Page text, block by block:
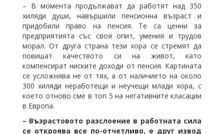
– В момента продължават да работят над 350
хиляди души, навършили пенсионна възраст и
придобили право на пенсия. Те са ценни за
предприятията със своя опит, умения и трудов
морал. От друга страна тези хора се стремят да
повишат качеството си на живот, като
компенсират ниските доходи от пенсия. Картината
се усложнява не от тях, а от наличието на около
300 хиляди неработещи и неучещи млади хора, с
което отново сме в топ 5 на негативните класации
в Европа.
– Възрастовото разслоение в работната сила
се откроява все по-отчетливо, е друг извод